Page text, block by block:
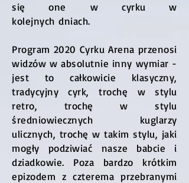
się one w cyrku w
kolejnych dniach.
Program 2020 Cyrku Arena przenosi
widzów w absolutnie inny wymiar -
jest to całkowicie klasyczny,
tradycyjny cyrk, trochę w stylu
retro, trochę w stylu
średniowiecznych kuglarzy
ulicznych, trochę w takim stylu, jaki
mogły podziwiać nasze babcie i
dziadkowie. Poza bardzo krótkim
epizodem z czterema przebranymi